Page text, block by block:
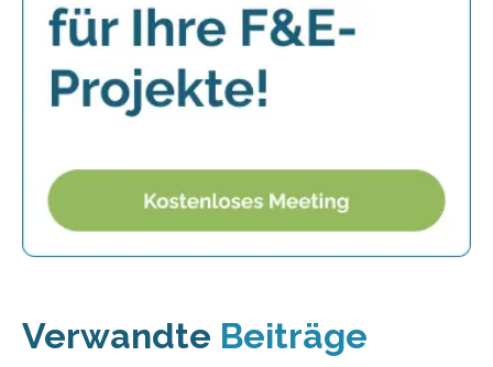
Verwandte Beiträge